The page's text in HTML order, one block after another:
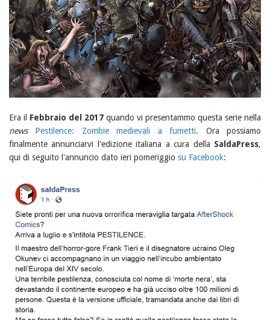
Era il Febbraio del 2017 quando vi presentammo questa serie nella
news
Pestilence: Zombie medievali a fumetti. Ora possiamo
finalmente annunciarvi l'edizione italiana a cura della SaldaPress,
qui di seguito l'annuncio dato ieri pomeriggio su Facebook: